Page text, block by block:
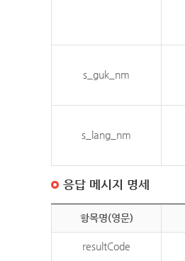
s_guk_nm
s_lang_nm
응답 메시지 명세
항목명(영문)
resultCode